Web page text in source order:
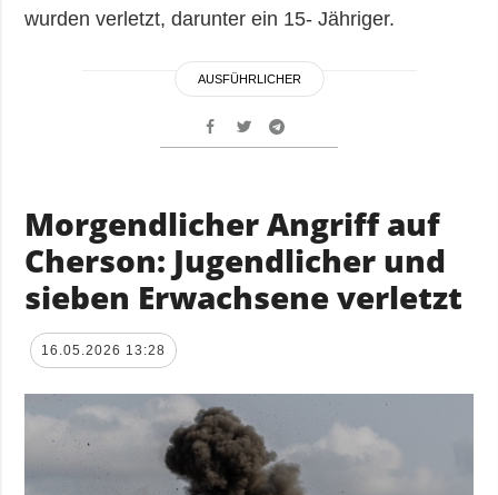
wurden verletzt, darunter ein 15- Jähriger.
AUSFÜHRLICHER
Morgendlicher Angriff auf
Cherson: Jugendlicher und
sieben Erwachsene verletzt
16.05.2026 13:28